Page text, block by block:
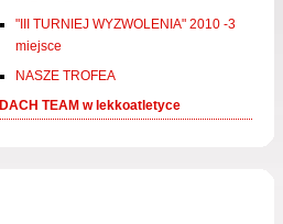
"III TURNIEJ WYZWOLENIA" 2010 -3
miejsce
NASZE TROFEA
DACH TEAM w lekkoatletyce